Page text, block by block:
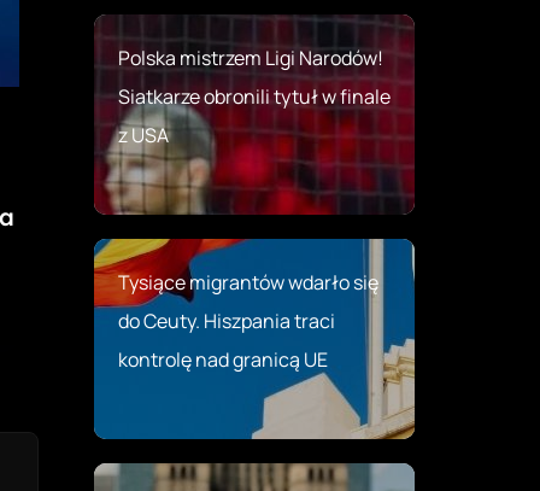
Polska mistrzem Ligi Narodów!
Siatkarze obronili tytuł w finale
z USA
Tysiące migrantów wdarło się
do Ceuty. Hiszpania traci
kontrolę nad granicą UE